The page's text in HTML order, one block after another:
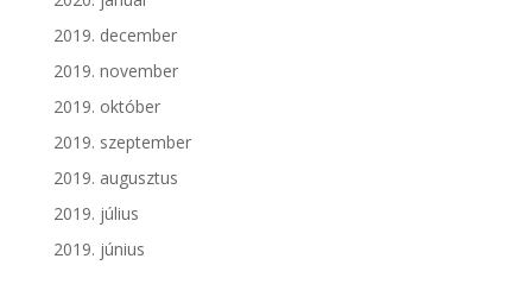
2019. december
2019. november
2019. október
2019. szeptember
2019. augusztus
2019. július
2019. június